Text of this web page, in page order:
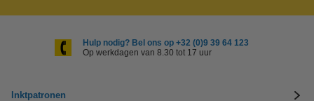
Hulp nodig? Bel ons op +32 (0)9 39 64 123
Op werkdagen van 8.30 tot 17 uur
Inktpatronen